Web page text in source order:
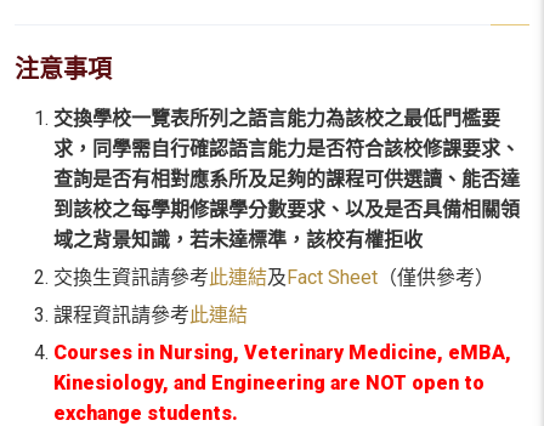
注意事項
交換學校一覽表所列之語言能力為該校之最低門檻要
求，同學需自行確認語言能力是否符合該校修課要求、
查詢是否有相對應系所及足夠的課程可供選讀、能否達
到該校之每學期修課學分數要求、以及是否具備相關領
域之背景知識，若未達標準，該校有權拒收
交換生資訊請參考此連結及Fact Sheet （僅供參考）
課程資訊請參考此連結
Courses in Nursing, Veterinary Medicine, eMBA,
Kinesiology, and Engineering are NOT open to
exchange students.